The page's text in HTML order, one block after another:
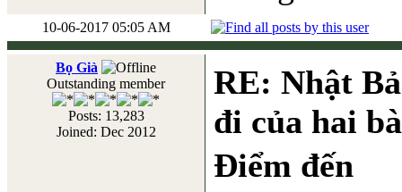
10-06-2017 05:05 AM
Bọ Già
Outstanding member
Posts: 13,283
Joined: Dec 2012
RE: Nhật
đi của hai
Điểm đến